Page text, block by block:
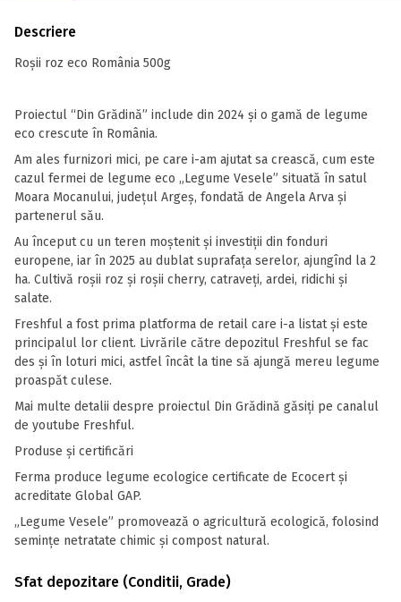
Descriere
Roșii roz eco România 500g
Proiectul “Din Grădină” include din 2024 și o gamă de legume
eco crescute în România.
Am ales furnizori mici, pe care i-am ajutat sa crească, cum este
cazul fermei de legume eco „Legume Vesele” situată în satul
Moara Mocanului, județul Argeș, fondată de Angela Arva și
partenerul său.
Au început cu un teren moștenit și investiții din fonduri
europene, iar în 2025 au dublat suprafața serelor, ajungînd la 2
ha. Cultivă roșii roz și roșii cherry, catraveți, ardei, ridichi și
salate.
Freshful a fost prima platforma de retail care i-a listat și este
principalul lor client. Livrările către depozitul Freshful se fac
des și în loturi mici, astfel încât la tine să ajungă mereu legume
proaspăt culese.
Mai multe detalii despre proiectul Din Grădină găsiți pe canalul
de youtube Freshful.
Produse și certificări
Ferma produce legume ecologice certificate de Ecocert și
acreditate Global GAP.
„Legume Vesele” promovează o agricultură ecologică, folosind
semințe netratate chimic și compost natural.
Sfat depozitare (Conditii, Grade)